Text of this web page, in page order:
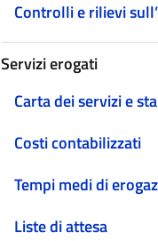
Controlli e rilievi
Servizi erogati
Carta dei servizi e
Costi contabilizzati
Tempi medi di
Liste di attesa